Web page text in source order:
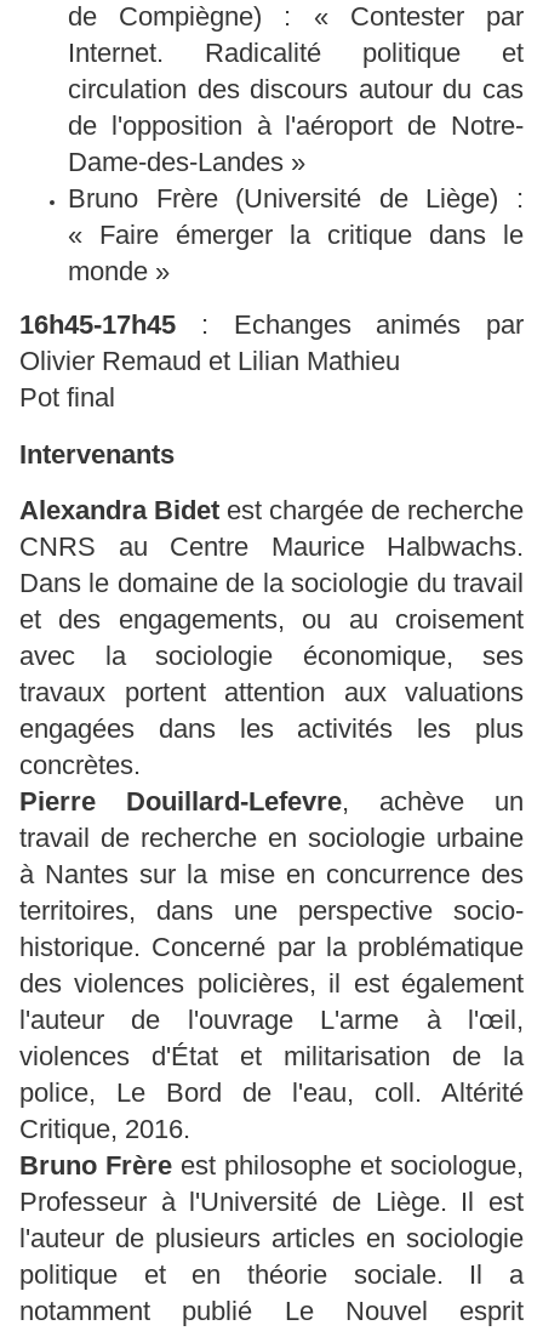
de Compiègne) : « Contester par
Internet. Radicalité politique et
circulation des discours autour du cas
de l'opposition à l'aéroport de Notre-
Dame-des-Landes »
Bruno Frère (Université de Liège) :
« Faire émerger la critique dans le
monde »
16h45-17h45 : Echanges animés par
Olivier Remaud et Lilian Mathieu
Pot final
Intervenants
Alexandra Bidet est chargée de recherche
CNRS au Centre Maurice Halbwachs.
Dans le domaine de la sociologie du travail
et des engagements, ou au croisement
avec la sociologie économique, ses
travaux portent attention aux valuations
engagées dans les activités les plus
concrètes.
Pierre Douillard-Lefevre, achève un
travail de recherche en sociologie urbaine
à Nantes sur la mise en concurrence des
territoires, dans une perspective socio-
historique. Concerné par la problématique
des violences policières, il est également
l'auteur de l'ouvrage L'arme à l'œil,
violences d'État et militarisation de la
police, Le Bord de l'eau, coll. Altérité
Critique, 2016.
Bruno Frère est philosophe et sociologue,
Professeur à l'Université de Liège. Il est
l'auteur de plusieurs articles en sociologie
politique et en théorie sociale. Il a
notamment publié Le Nouvel esprit